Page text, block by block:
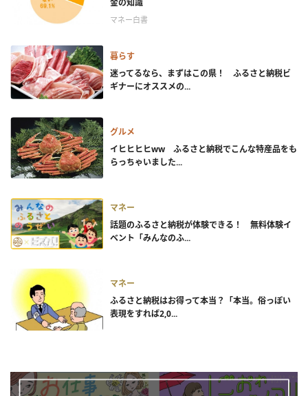
金の知識
マネー白書
暮らす
迷ってるなら、まずはこの県！ ふるさと納税ビ
ギナーにオススメの...
グルメ
イヒヒヒヒww ふるさと納税でこんな特産品をも
らっちゃいました...
マネー
話題のふるさと納税が体験できる！ 無料体験イ
ベント「みんなのふ...
マネー
ふるさと納税はお得って本当？「本当。俗っぽい
表現をすれば2,0...